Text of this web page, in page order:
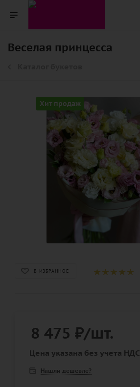
Веселая принцесса
Хит продаж
В ИЗБРАННОЕ
8 475 ₽/шт.
Цена указана без учета НДС
Нашли дешевле?